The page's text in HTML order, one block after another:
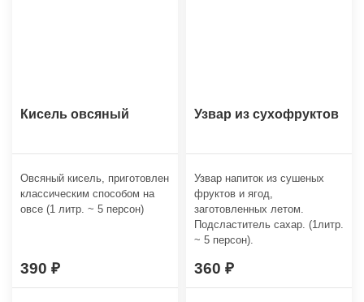
Кисель овсяный
Овсяный кисель, приготовлен
классическим способом на
овсе (1 литр. ~ 5 персон)
390
Узвар из сухофруктов
Узвар напиток из сушеных
фруктов и ягод,
заготовленных летом.
Подсластитель сахар. (1литр.
~ 5 персон).
360